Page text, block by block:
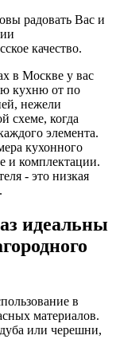
радовать Вас и
качество.
в Москве у вас
кухню от по
нежели
схеме, когда
элемента.
кухонного
и комплектации.
- это низкая
идеальны
в
материалов.
или черешни,